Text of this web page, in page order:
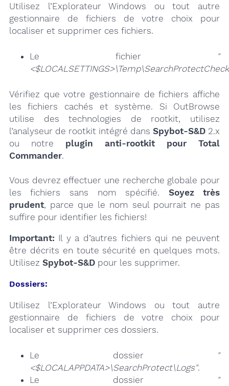
Utilisez l’Explorateur Windows ou tout autre
gestionnaire de fichiers de votre choix pour
localiser et supprimer ces fichiers.
Le fichier
"
Vérifiez que votre gestionnaire de fichiers affiche
les fichiers cachés et système. Si OutBrowse
utilise des technologies de rootkit, utilisez
l’analyseur de rootkit intégré dans Spybot-S&D 2.x
ou notre plugin anti-rootkit pour Total
Commander.
Vous devrez effectuer une recherche globale pour
les fichiers sans nom spécifié. Soyez très
prudent, parce que le nom seul pourrait ne pas
suffire pour identifier les fichiers!
Important: Il y a d’autres fichiers qui ne peuvent
être décrits en toute sécurité en quelques mots.
Utilisez Spybot-S&Dpour les supprimer.
Dossiers:
Utilisez l’Explorateur Windows ou tout autre
gestionnaire de fichiers de votre choix pour
localiser et supprimer ces dossiers.
Le dossier
"
<$LOCALAPPDATA>\SearchProtect\Logs".
Le dossier
"